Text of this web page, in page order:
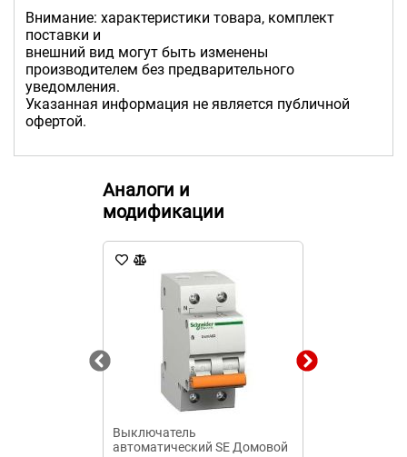
Внимание: характеристики товара, комплект
поставки и
внешний вид могут быть изменены
производителем без предварительного
уведомления.
Указанная информация не является публичной
офертой.
Аналоги и
модификации
Выключатель
автоматический SE Домовой